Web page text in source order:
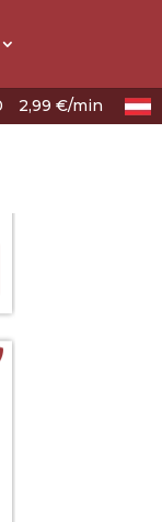
2,99 €/min